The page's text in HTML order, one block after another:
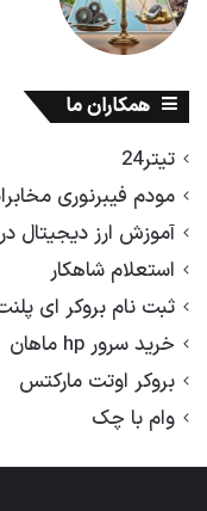
همکاران ما
تیتر24
مودم فیبرنوری
آموزش ارز دیجیتال
استعلام شاهکار
ثبت نام بروکر ای
خرید سرور hp ماهان
بروکر اوتت مارکتس
وام با چک